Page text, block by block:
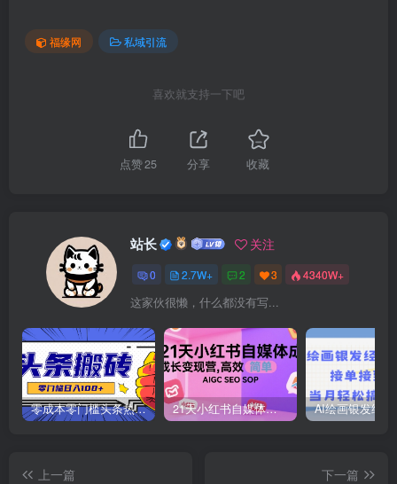
福缘网 私域引流
喜欢就支持一下吧
点赞25 分享 收藏
站长 关注
0 2.7W+ 2 3 4340W+
这家伙很懒，什么都没有写...
零成本零门槛头条热点搬运术，零门槛日入100+，工具+教程全部附上 21天小红书自媒体成长变现营，高效 简单 AIGC SEO SOP
上一篇
下一篇